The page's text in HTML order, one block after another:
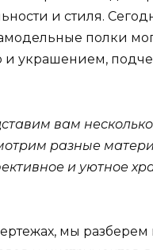
и стиля.
полки
и украшением,
вам
разные
и уютное
мы